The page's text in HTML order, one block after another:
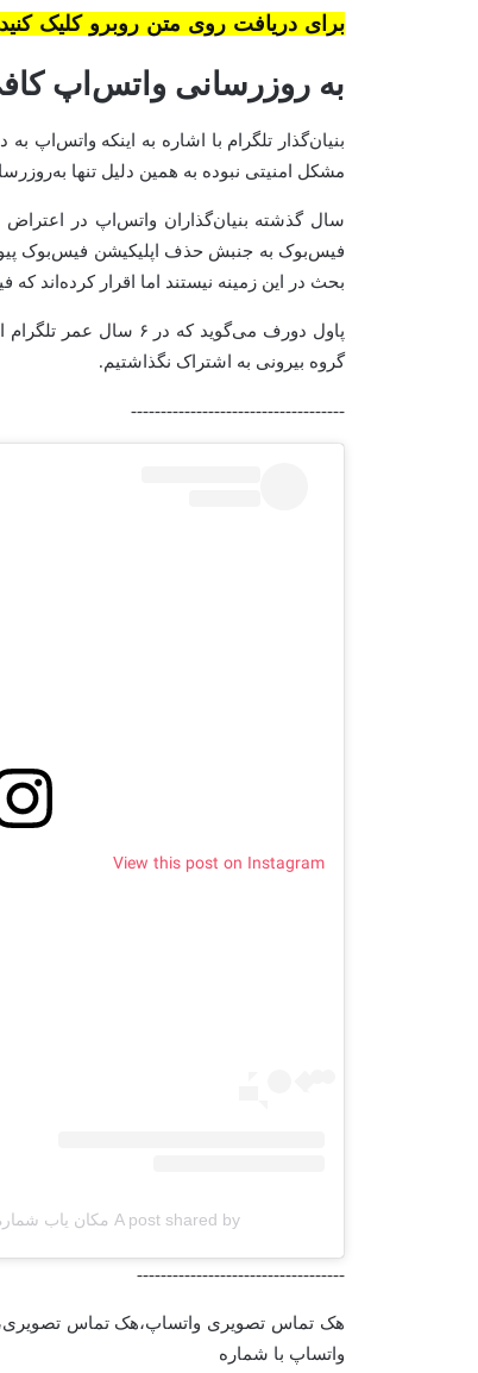
برای دریافت روی متن روبرو کلیک
به روزرسانی واتس‌اپ
مشکل امنیتی نبوده به همین دلیل تنها
سال گذشته بنیان‌گذاران واتس‌اپ در
فیس‌بوک به جنبش حذف اپلیکیشن فیس‌بوک
بحث در این زمینه نیستند اما اقرار
پاول دورف می‌گوید
گروه بیرونی به اشتراک نگذاشتیم.
------------------------------------
View this post on Instagram
A post shared by مکان یاب شماره کافه اپس (@cafeapps.ir)
-----------------------------------
هک تماس تصویری واتساپ،هک تماس
واتساپ با شماره